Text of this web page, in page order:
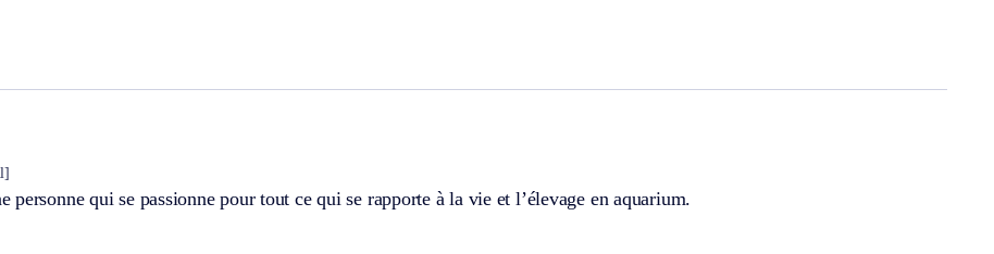
personne qui se passionne pour tout ce qui se rapporte à la vie et l’élevage en aquarium.